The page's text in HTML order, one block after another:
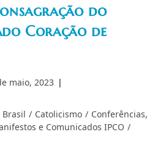
do
Coração de
maio, 2023
Brasil / Catolicismo / Conferências,
e Comunicados IPCO /